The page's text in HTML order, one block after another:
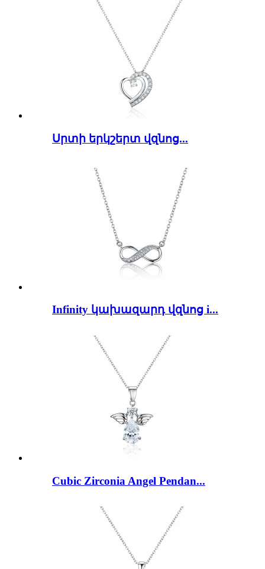
Սրտի երկշերտ վզնոց...
Infinity կախազարդ վզնոց i...
Cubic Zirconia Angel Pendan...